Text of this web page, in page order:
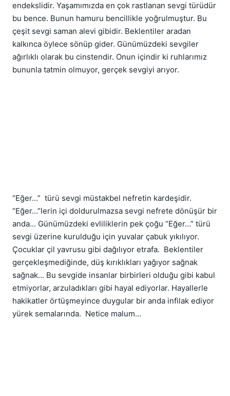
endekslidir. Yaşamımızda en çok rastlanan sevgi türüdür
bu bence. Bunun hamuru bencillikle yoğrulmuştur. Bu
çeşit sevgi saman alevi gibidir. Beklentiler aradan
kalkınca öylece sönüp gider. Günümüzdeki sevgiler
ağırlıklı olarak bu cinstendir. Onun içindir ki ruhlarımız
bununla tatmin olmuyor, gerçek sevgiyi arıyor.
“Eğer…”  türü sevgi müstakbel nefretin kardeşidir.
“Eğer…”lerin içi doldurulmazsa sevgi nefrete dönüşür bir
anda... Günümüzdeki evliliklerin pek çoğu “Eğer…” türü
sevgi üzerine kurulduğu için yuvalar çabuk yıkılıyor.
Çocuklar çil yavrusu gibi dağılıyor etrafa.  Beklentiler
gerçekleşmediğinde, düş kırıklıkları yağıyor sağnak
sağnak... Bu sevgide insanlar birbirleri olduğu gibi kabul
etmiyorlar, arzuladıkları gibi hayal ediyorlar. Hayallerle
hakikatler örtüşmeyince duygular bir anda infilak ediyor
yürek semalarında.  Netice malum…